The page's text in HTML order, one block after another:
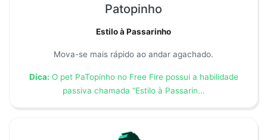
Patopinho
Estilo à Passarinho
Mova-se mais rápido ao andar agachado.
Dica: O pet PaTopinho no Free Fire possui a habilidade
passiva chamada "Estilo à Passarin...